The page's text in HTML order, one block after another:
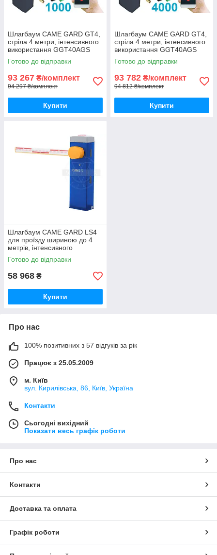
Шлагбаум CAME GARD GT4,
стріла 4 метри, інтенсивного
використання GGT40AGS
Готово до відправки
93 267 ₴/комплект
94 297 ₴/комплект
Купити
Шлагбаум CAME GARD GT4,
стріла 4 метри, інтенсивного
використання GGT40AGS
Готово до відправки
93 782 ₴/комплект
94 812 ₴/комплект
Купити
Шлагбаум CAME GARD LS4
для проїзду шириною до 4
метрів, інтенсивного
використання
Готово до відправки
58 968 ₴
Купити
Про нас
100% позитивних з 57 відгуків за рік
Працює з 25.05.2009
м. Київ
вул. Кирилівська, 86, Київ, Україна
Контакти
Сьогодні вихідний
Показати весь графік роботи
Про нас
Контакти
Доставка та оплата
Графік роботи